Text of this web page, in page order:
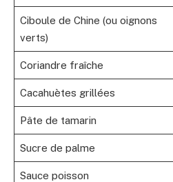
Ciboule de Chine (ou oignons
verts)
Coriandre fraîche
Cacahuètes grillées
Pâte de tamarin
Sucre de palme
Sauce poisson